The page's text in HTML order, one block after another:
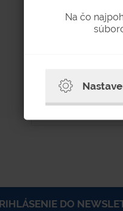
Skladom 2
DO
Na čo